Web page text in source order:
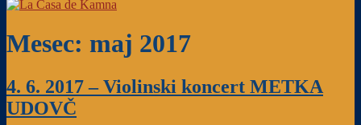
Mesec: maj 2017
4. 6. 2017 – Violinski koncert METKA
UDOVČ